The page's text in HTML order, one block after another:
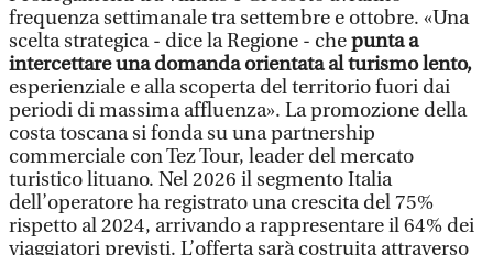
frequenza settimanale tra settembre e ottobre. «Una
scelta strategica - dice la Regione - chepunta a
intercettare una domanda orientata al turismo lento,
esperienziale e alla scoperta del territorio fuori dai
periodi di massima affluenza». La promozione della
costa toscana si fonda su una partnership
commerciale con Tez Tour, leader del mercato
turistico lituano. Nel 2026 il segmento Italia
dell’operatore ha registrato una crescita del 75%
rispetto al 2024, arrivando a rappresentare il 64% dei
viaggiatori previsti. L’offerta sarà costruita attraverso